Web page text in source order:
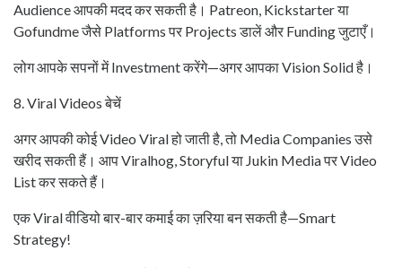
Audience आपकी मदद कर सकती है। Patreon, Kickstarter या
Gofundme जैसे Platforms पर Projects डालें और Funding जुटाएँ।
लोग आपके सपनों में Investment करेंगे—अगर आपका Vision Solid है।
8. Viral Videos बेचें
अगर आपकी कोई Video Viral हो जाती है, तो Media Companies उसे
खरीद सकती हैं। आप Viralhog, Storyful या Jukin Media पर Video
List कर सकते हैं।
एक Viral वीडियो बार-बार कमाई का ज़रिया बन सकती है—Smart
Strategy!